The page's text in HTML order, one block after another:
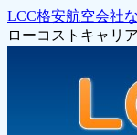
LCC格安航空会社
ローコストキャリ